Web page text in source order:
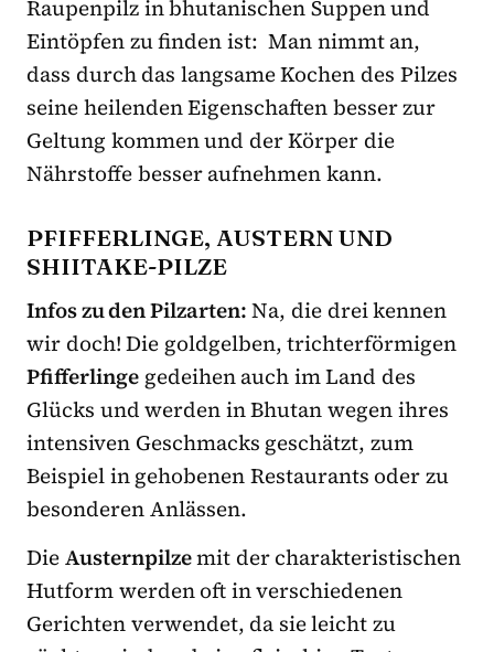
Raupenpilz in bhutanischen Suppen und
Eintöpfen zu finden ist: Man nimmt an,
dass durch das langsame Kochen des Pilzes
seine heilenden Eigenschaften besser zur
Geltung kommen und der Körper die
Nährstoffe besser aufnehmen kann.
PFIFFERLINGE, AUSTERN UND
SHIITAKE-PILZE
Infos zu den Pilzarten:Na, die drei kennen
wir doch! Die goldgelben, trichterförmigen
Pfifferlinge gedeihen auch im Land des
Glücks und werden in Bhutan wegen ihres
intensiven Geschmacks geschätzt, zum
Beispiel in gehobenen Restaurants oder zu
besonderen Anlässen.
DieAusternpilzemit der charakteristischen
Hutform werden oft in verschiedenen
Gerichten verwendet, da sie leicht zu